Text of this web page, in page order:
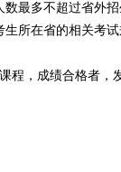
最多不超过省外
所在省的相关考
，成绩合格者，